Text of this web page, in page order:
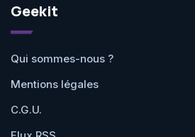
Geekit
Qui sommes-nous ?
Mentions légales
C.G.U.